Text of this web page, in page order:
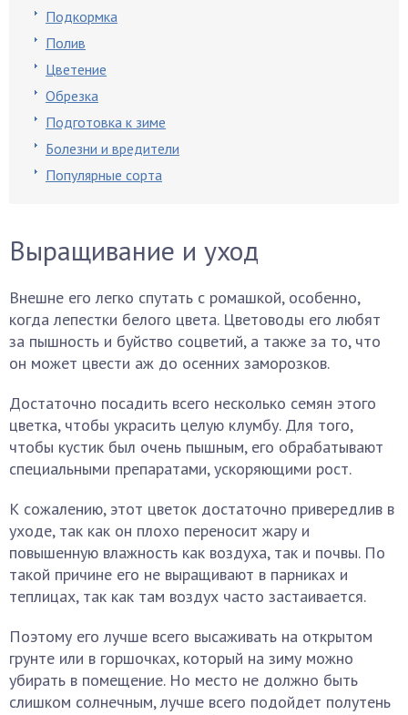
Подкормка
Полив
Цветение
Обрезка
Подготовка к зиме
Болезни и вредители
Популярные сорта
Выращивание и уход
Внешне его легко спутать с ромашкой, особенно,
когда лепестки белого цвета. Цветоводы его любят
за пышность и буйство соцветий, а также за то, что
он может цвести аж до осенних заморозков.
Достаточно посадить всего несколько семян этого
цветка, чтобы украсить целую клумбу. Для того,
чтобы кустик был очень пышным, его обрабатывают
специальными препаратами, ускоряющими рост.
К сожалению, этот цветок достаточно привередлив в
уходе, так как он плохо переносит жару и
повышенную влажность как воздуха, так и почвы. По
такой причине его не выращивают в парниках и
теплицах, так как там воздух часто застаивается.
Поэтому его лучше всего высаживать на открытом
грунте или в горшочках, который на зиму можно
убирать в помещение. Но место не должно быть
слишком солнечным, лучше всего подойдет полутень